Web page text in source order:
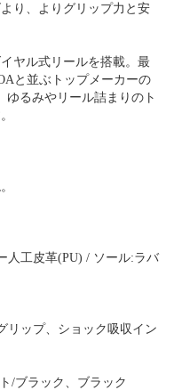
り、よりグリップ力と安
ヤル式リールを搭載。最
と並ぶトップメーカーの
ゆるみやリール詰まりのト
人工皮革(PU) / ソール:ラバ
リップ、ショック吸収イン
/ブラック、ブラック